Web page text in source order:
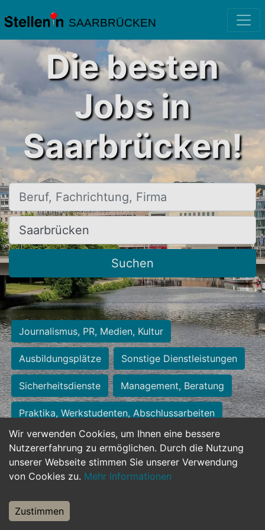
SAARBRÜCKEN
Wir verwenden Cookies, um Ihnen eine bessere
Nutzererfahrung zu ermöglichen. Durch die Nutzung
unserer Webseite stimmen Sie unserer Verwendung
von Cookies zu. Mehr Informationen
Zustimmen
Die besten
Jobs in
Saarbrücken!
Beruf, Fachrichtung, Firma
Ort, Stadt
Suchen
Journalismus, PR, Medien, Kultur
Ausbildungsplätze Sonstige Dienstleistungen
Sicherheitsdienste Management, Beratung
Praktika, Werkstudenten, Abschlussarbeiten
Personalwesen Assistenz, Sekretariat
Hilfskräfte, Aushilfs- und Nebenjobs
Weiterbildung, Studium, duale Ausbildung